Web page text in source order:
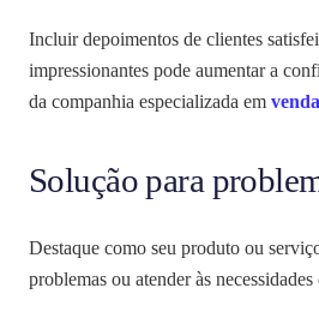
Incluir depoimentos de clientes
impressionantes pode aumentar a
da companhia especializada em
Solução para
Destaque como seu produto ou
problemas ou atender às